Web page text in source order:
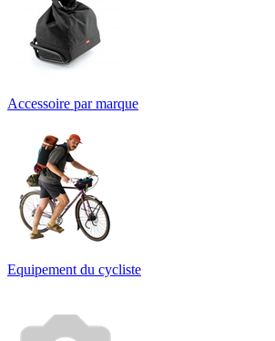
Accessoire par marque
Equipement du cycliste